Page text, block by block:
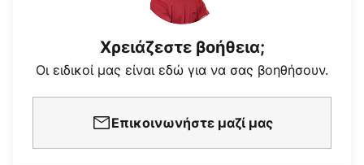
Χρειάζεστε βοήθεια;
Οι ειδικοί μας είναι εδώ για να σας βοηθήσουν.
Επικοινωνήστε μαζί μας